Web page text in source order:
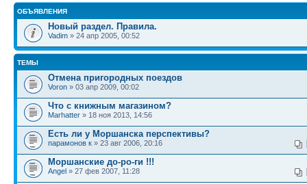
ОБЪЯВЛЕНИЯ
Новый раздел. Правила.
Vadim » 24 апр 2005, 00:52
ТЕМЫ
Отмена пригородных поездов
Voron » 03 апр 2009, 00:02
Что с книжным магазином?
Marhatter » 18 ноя 2013, 14:56
Есть ли у Моршанска перспективы?
парамонов к » 23 авг 2006, 20:16
Моршанские до-ро-ги !!!
Angel » 27 фев 2007, 11:28